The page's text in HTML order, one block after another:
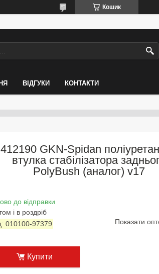
Кошик
ВІДГУКИ КОНТАКТИ
412190 GKN-Spidan
втулка стабілізатора
PolyBush (аналог) v17
до відправки
і в роздріб
010100-97379 Показати
Купити